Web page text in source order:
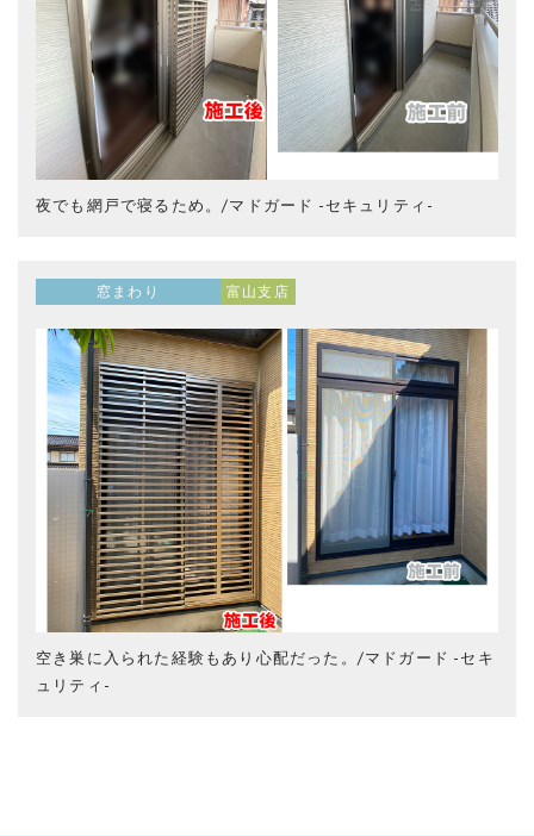
夜でも網戸で寝るため。/マドガード -セキュリティ-
窓まわり 富山支店
空き巣に入られた経験もあり心配だった。/マドガード -セキ
ュリティ-